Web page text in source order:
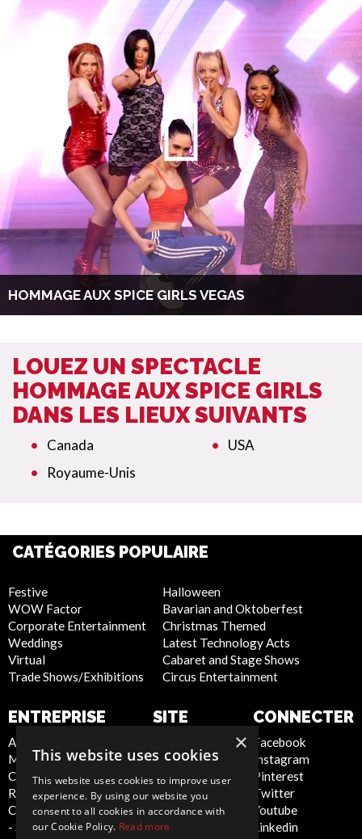
HOMMAGE AUX SPICE GIRLS VEGAS
LOUEZ UN SPECTACLE
HOMMAGE AUX SPICE GIRLS
DANS LES LIEUX SUIVANTS
Canada
Royaume-Unis
USA
CATÉGORIES POPULAIRE
Festive
WOW Factor
Corporate Entertainment
Weddings
Virtual
Trade Shows/Exhibitions
Halloween
Bavarian and Oktoberfest
Christmas Themed
Latest Technology Acts
Cabaret and Stage Shows
Circus Entertainment
ENTREPRISE
About Us
Meet the Team
Contact Us
Report Abuse
Compliance Statement
- Seafarers
SITE
Privacy Policy
Cookie Policy
Artist Sign Up
Terms and
Conditions
CONNECTER
Facebook
Instagram
Pinterest
Twitter
Youtube
Linkedin
×
This website uses cookies
This website uses cookies to improve user
experience. By using our website you
consent to all cookies in accordance with
our Cookie Policy. Read more